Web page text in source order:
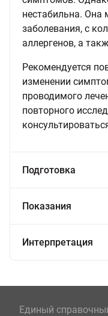
нестабильна. Она
заболевания, с
аллергенов, а
Рекомендуется
изменении
проводимого
повторного
Подготовка
Показания
Интерпретация
Единый